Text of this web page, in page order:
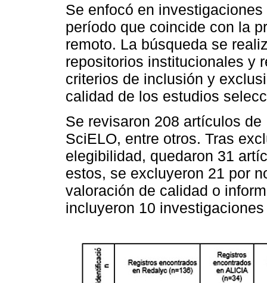
Se enfocó en
período que coincide con la
remoto. La búsqueda se
repositorios institucionales y
criterios de inclusión y
calidad de los estudios
Se revisaron 208 artículos
SciELO, entre otros. Tras
elegibilidad, quedaron 31
estos, se excluyeron 21 por
valoración de calidad o
incluyeron 10